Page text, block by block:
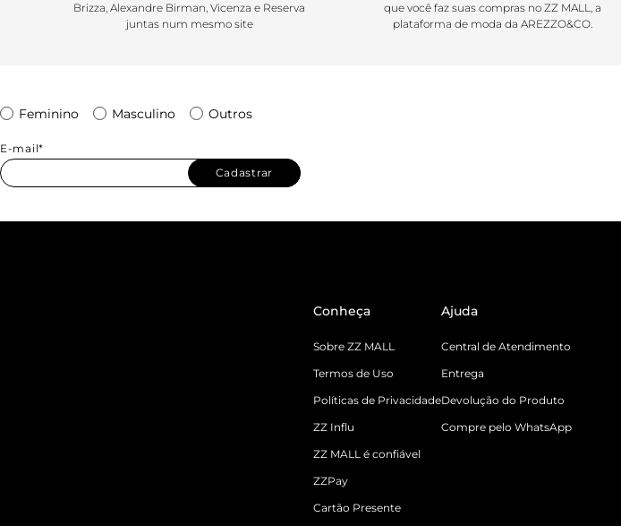
Brizza, Alexandre Birman, Vicenza e Reserva
juntas num mesmo site
que você faz suas compras no ZZ MALL, a
plataforma de moda da AREZZO&CO.
Feminino Masculino Outros
E-mail*
Cadastrar
Conheça
Sobre ZZ MALL
Termos de Uso
Políticas de Privacidade
ZZ Influ
ZZ MALL é confiável
ZZPay
Cartão Presente
Ajuda
Central de Atendimento
Entrega
Devolução do Produto
Compre pelo WhatsApp